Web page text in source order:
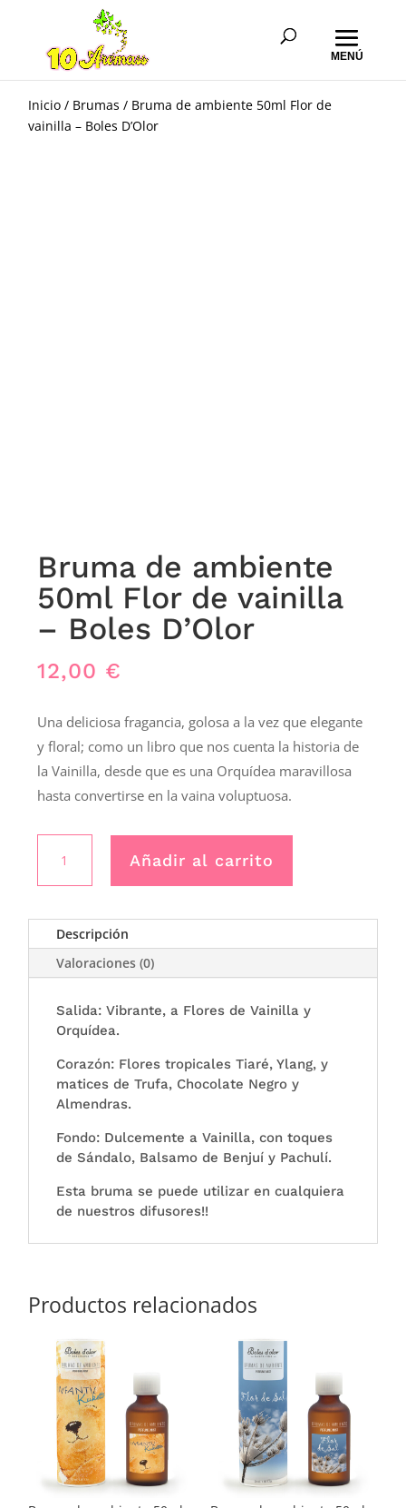
Inicio / Brumas / Bruma de ambiente 50ml Flor de
vainilla – Boles D’Olor
Bruma de ambiente
50ml Flor de vainilla
– Boles D’Olor
12,00 €
Una deliciosa fragancia, golosa a la vez que elegante
y floral; como un libro que nos cuenta la historia de
la Vainilla, desde que es una Orquídea maravillosa
hasta convertirse en la vaina voluptuosa.
ambiente
Flor
de
vainilla
Boles
D’Olor
Añadir al carrito
Descripción
Valoraciones (0)
Salida: Vibrante, a Flores de Vainilla y
Orquídea.
Corazón: Flores tropicales Tiaré, Ylang, y
matices de Trufa, Chocolate Negro y
Almendras.
Fondo: Dulcemente a Vainilla, con toques
de Sándalo, Balsamo de Benjuí y Pachulí.
Esta bruma se puede utilizar en cualquiera
de nuestros difusores!!
Productos relacionados